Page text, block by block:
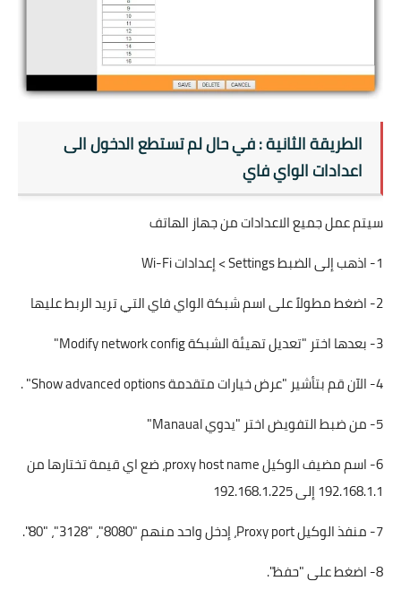
الطريقة الثانية : في حال لم تستطع الدخول الى
اعدادات الواي فاي
سيتم عمل جميع الاعدادات من جهاز الهاتف
1- اذهب إلى الضبط Settings > إعدادات Wi-Fi
2- اضغط مطولاً على اسم شبكة الواي فاي التي تريد الربط عليها
3- بعدها اختر "تعديل تهيئة الشبكة Modify network config"
4- الآن قم بتأشير "عرض خيارات متقدمة Show advanced options" .
5- من ضبط التفويض اختر "يدوي Manaual"
6- اسم مضيف الوكيل proxy host name، ضع اي قيمة تختارها من
192.168.1.1 إلى 192.168.1.225
7- منفذ الوكيل Proxy port، إدخل واحد منهم "8080"، "3128"، "80".
8- اضغط على "حفظ".